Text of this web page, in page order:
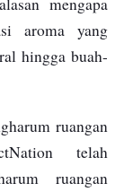
aroma yang
hingga buah-
ruangan
telah
ruangan